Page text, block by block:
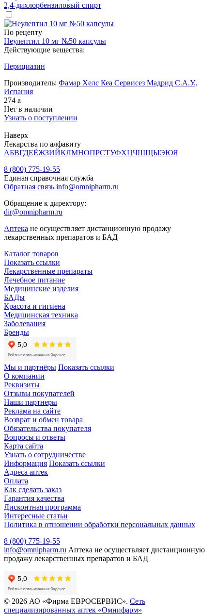
2,4-дихлорбензиловый спирт
По рецепту
Неулептил 10 мг №50 капсулы
Действующие вещества:
Перициазин
Производитель: Фамар Хелс Кеа Сервисез Мадрид С.А.У.,
Испания
274 a
Нет в наличии
Узнать о поступлении
Наверх
Лекарства по алфавиту
АБВГДЕЁЖЗИЙКЛМНОПРСТУФХЦЧШЩЫЭЮЯ
8 (800) 775-19-55
Единая справочная служба
Обратная связь info@omnipharm.ru
Обращение к директору:
dir@omnipharm.ru
Аптека не осуществляет дистанционную продажу
лекарственных препаратов и БАД
Каталог товаров
Показать ссылки
Лекарственные препараты
Лечебное питание
Медицинские изделия
БАДы
Красота и гигиена
Медицинская техника
Заболевания
Бренды
Мы и партнёры Показать ссылки
О компании
Реквизиты
Отзывы покупателей
Наши партнеры
Реклама на сайте
Возврат и обмен товара
Обязательства покупателя
Вопросы и ответы
Карта сайта
Узнать о сотрудничестве
Информация Показать ссылки
Адреса аптек
Оплата
Как сделать заказ
Гарантия качества
Дисконтная программа
Интересные статьи
Политика в отношении обработки персональных данных
8 (800) 775-19-55
info@omnipharm.ru Аптека не осуществляет дистанционную
продажу лекарственных препаратов и БАД
© 2026 АО «Фирма ЕВРОСЕРВИС». Сеть
специализированных аптек «Омнифарм»